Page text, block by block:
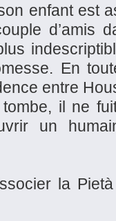
enfant est
d’amis
En
entre
tombe, il ne
un
la